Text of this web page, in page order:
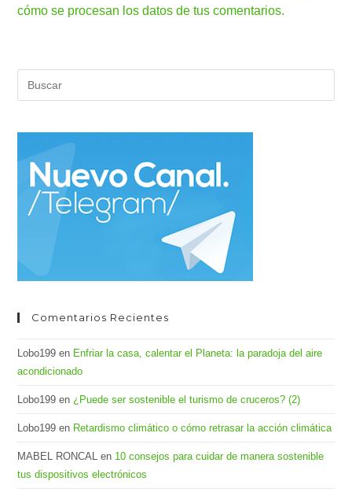
cómo se procesan los datos de tus comentarios.
Comentarios Recientes
Lobo199 en Enfriar la casa, calentar el Planeta: la paradoja del aire
acondicionado
Lobo199 en¿Puede ser sostenible el turismo de cruceros? (2)
Lobo199 en Retardismo climático o cómo retrasar la acción climática
MABEL RONCAL en 10 consejos para cuidar de manera sostenible
tus dispositivos electrónicos